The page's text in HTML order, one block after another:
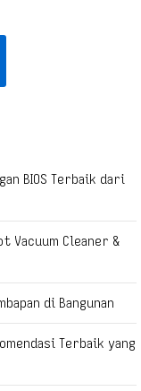
BIOS Terbaik dari
Vacuum Cleaner &
di Bangunan
Terbaik yang